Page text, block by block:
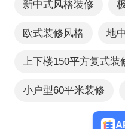
新中式风格装修
欧式装修风格 地
上下楼150平方复式装
小户型60平米装修